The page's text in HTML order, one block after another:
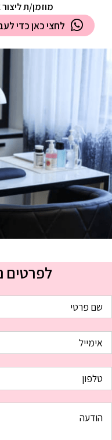
מוזמן/ת ליצור
לחצי כאן כדי
לפרטים